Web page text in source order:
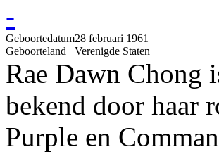
-
Geboortedatum28 februari 1961
Geboorteland
Verenigde Staten
Rae Dawn Chong
bekend door haar
Purple en